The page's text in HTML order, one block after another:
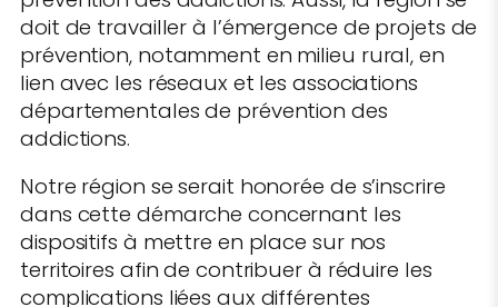
doit de travailler à l’émergence de projets de
prévention, notamment en milieu rural, en
lien avec les réseaux et les associations
départementales de prévention des
addictions.
Notre région se serait honorée de s’inscrire
dans cette démarche concernant les
dispositifs à mettre en place sur nos
territoires afin de contribuer à réduire les
complications liées aux différentes